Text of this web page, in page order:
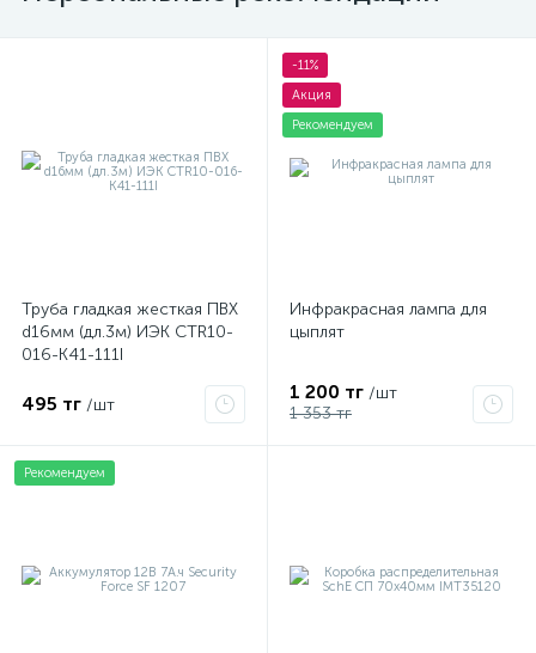
Труба гладкая жесткая ПВХ
d16мм (дл.3м) ИЭК CTR10-
016-K41-111I
495 тг /шт
-11%
Акция
Рекомендуем
Инфракрасная лампа для
цыплят
1 200 тг /шт
1 353 тг
Рекомендуем